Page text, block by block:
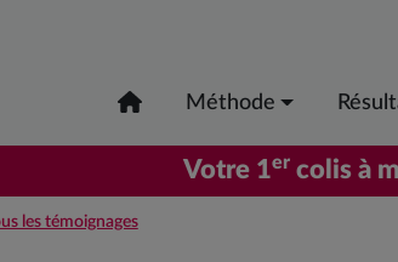
Méthode
Votre 1er colis à
les témoignages